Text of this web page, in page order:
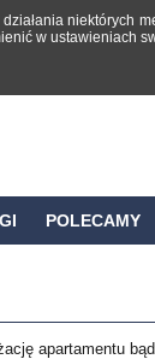
POLECAMY
apartamentu
niektórych
w ustawieniach